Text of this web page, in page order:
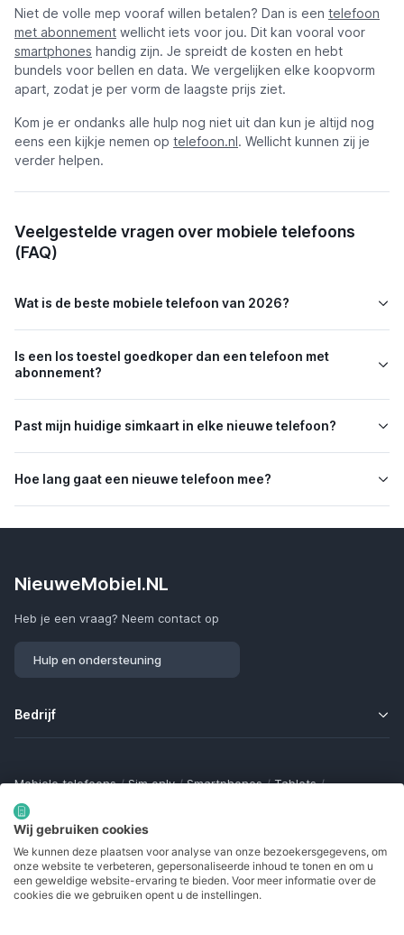
Niet de volle mep vooraf willen betalen? Dan is een telefoon
met abonnement wellicht iets voor jou. Dit kan vooral voor
smartphones handig zijn. Je spreidt de kosten en hebt
bundels voor bellen en data. We vergelijken elke koopvorm
apart, zodat je per vorm de laagste prijs ziet.
Kom je er ondanks alle hulp nog niet uit dan kun je altijd nog
eens een kijkje nemen op telefoon.nl. Wellicht kunnen zij je
verder helpen.
Veelgestelde vragen over mobiele telefoons
(FAQ)
Wat is de beste mobiele telefoon van 2026?
Is een los toestel goedkoper dan een telefoon met
abonnement?
Past mijn huidige simkaart in elke nieuwe telefoon?
Hoe lang gaat een nieuwe telefoon mee?
NieuweMobiel.NL
Heb je een vraag? Neem contact op
Hulp en ondersteuning
Bedrijf
Mobiele telefoons / Sim only / Smartphones / Tablets /
Smartwatches
Bluetooth trackers / Opladers
Samsung Galaxy
Gamingtelefoons / Foldables / Robuuste telefoons /
Seniorentelefoons / Waterdichte telefoons / Refurbished
Wij gebruiken cookies
We kunnen deze plaatsen voor analyse van onze bezoekersgegevens, om
onze website te verbeteren, gepersonaliseerde inhoud te tonen en om u
een geweldige website-ervaring te bieden. Voor meer informatie over de
cookies die we gebruiken opent u de instellingen.